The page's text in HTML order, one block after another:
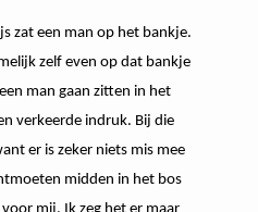
zat een man op het bankje.
zelf even op dat bankje
man gaan zitten in het
verkeerde indruk. Bij die
er is zeker niets mis mee
midden in het bos